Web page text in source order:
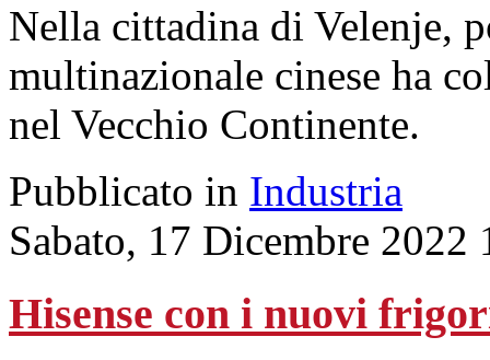
Nella cittadina di Velenje,
multinazionale cinese ha
nel Vecchio Continente.
Pubblicato in Industria
Sabato, 17 Dicembre 2022
Hisense con i nuovi